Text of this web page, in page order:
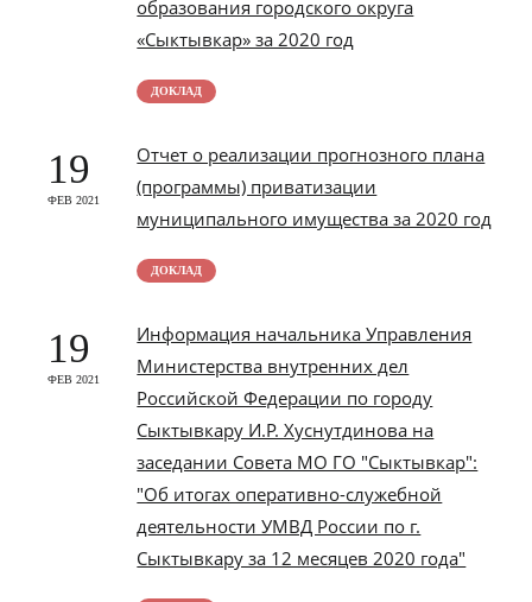
образования городского округа
«Сыктывкар» за 2020 год
ДОКЛАД
19
ФЕВ 2021
Отчет о реализации прогнозного плана
(программы) приватизации
муниципального имущества за 2020 год
ДОКЛАД
19
ФЕВ 2021
Информация начальника Управления
Министерства внутренних дел
Российской Федерации по городу
Сыктывкару И.Р. Хуснутдинова на
заседании Совета МО ГО "Сыктывкар":
"Об итогах оперативно-служебной
деятельности УМВД России по г.
Сыктывкару за 12 месяцев 2020 года"